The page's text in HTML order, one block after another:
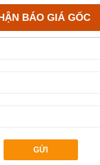
BÁO GIÁ GỐC